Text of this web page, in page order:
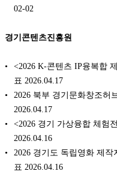
02-02
경기콘텐츠진흥원
<2026 K-콘텐츠 IP융복합
표 2026.04.17
2026 북부 경기문화창조허
2026.04.17
<2026 경기 가상융합 체험
2026.04.16
2026 경기도 독립영화 제
표 2026.04.16